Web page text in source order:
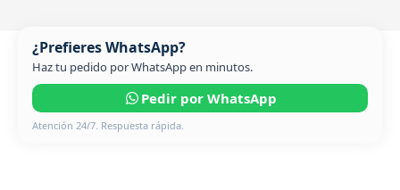
¿Prefieres WhatsApp?
Haz tu pedido por WhatsApp en minutos.
Pedir por WhatsApp
Atención 24/7. Respuesta rápida.